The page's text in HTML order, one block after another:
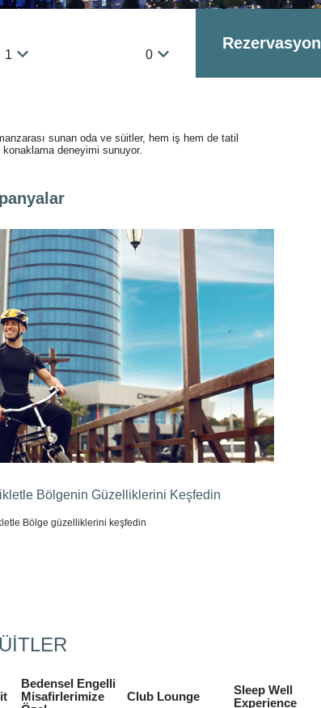
1 0
Rezervasyon
sunan oda ve süitler, hem iş hem de tatil
deneyimi sunuyor.
Bölgenin Güzelliklerini Keşfedin
Bölge güzelliklerini keşfedin
Bedensel Engelli
Misafirlerimize
Club Lounge
Sleep Well
Experience